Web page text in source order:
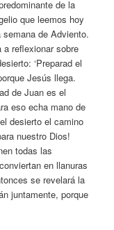
de la
que leemos hoy
de Adviento.
a reflexionar sobre
‘Preparad el
Jesús llega.
de Juan es el
eso echa mano de
desierto el camino
nuestro Dios!
todas las
en llanuras
se revelará la
juntamente, porque